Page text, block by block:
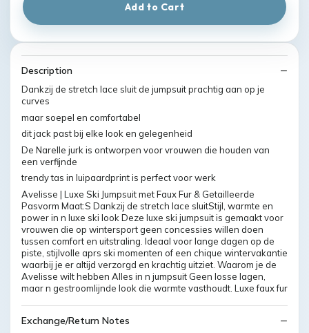
Add to Cart
Description
Dankzij de stretch lace sluit de jumpsuit prachtig aan op je
curves
maar soepel en comfortabel
dit jack past bij elke look en gelegenheid
De Narelle jurk is ontworpen voor vrouwen die houden van
een verfijnde
trendy tas in luipaardprint is perfect voor werk
Avelisse | Luxe Ski Jumpsuit met Faux Fur & Getailleerde
Pasvorm Maat:S Dankzij de stretch lace sluitStijl, warmte en
power in n luxe ski look Deze luxe ski jumpsuit is gemaakt voor
vrouwen die op wintersport geen concessies willen doen
tussen comfort en uitstraling. Ideaal voor lange dagen op de
piste, stijlvolle aprs ski momenten of een chique wintervakantie
waarbij je er altijd verzorgd en krachtig uitziet. Waarom je de
Avelisse wilt hebben Alles in n jumpsuit Geen losse lagen,
maar n gestroomlijnde look die warmte vasthoudt. Luxe faux fur
Exchange/Return Notes